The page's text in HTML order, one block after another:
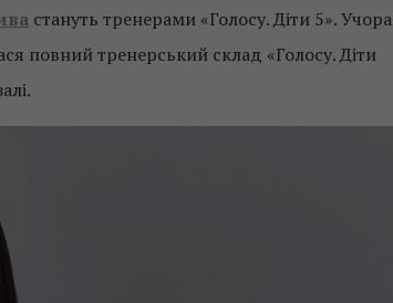
стануть тренерами «Голосу. Діти 5». Учора
повний тренерський склад «Голосу. Діти